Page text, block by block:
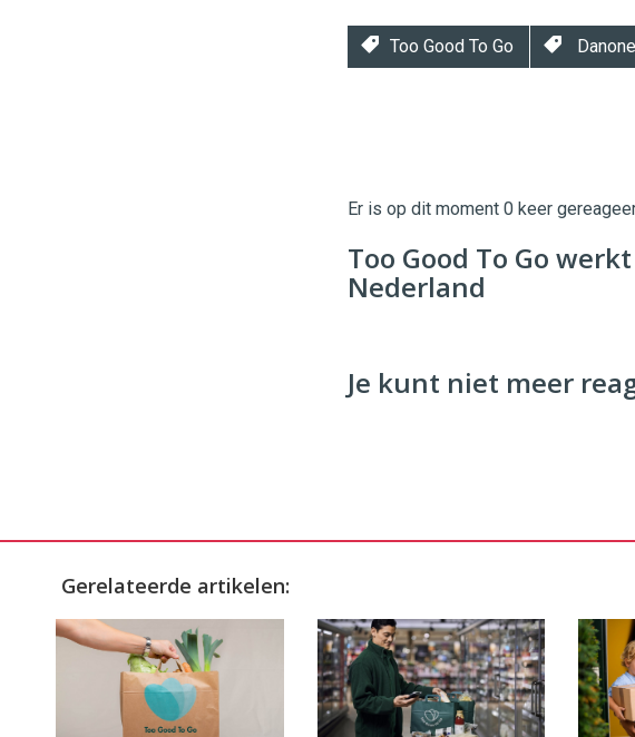
Too Good To Go Danone
Digital
9654
Er is op dit moment 0 keer
Too Good To Go
Nederland
Je kunt niet meer
Gerelateerde artikelen: